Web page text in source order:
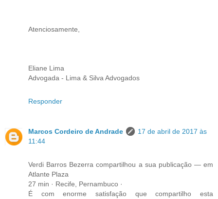
Atenciosamente,
Eliane Lima
Advogada - Lima & Silva Advogados
Responder
Marcos Cordeiro de Andrade
17 de abril de 2017 às
11:44
Verdi Barros Bezerra compartilhou a sua publicação — em
Atlante Plaza
27 min · Recife, Pernambuco ·
É com enorme satisfação que compartilho esta